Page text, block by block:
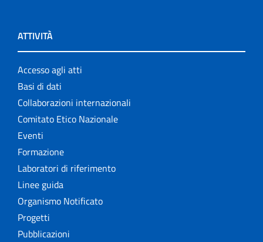
ATTIVITÀ
Accesso agli atti
Basi di dati
Collaborazioni internazionali
Comitato Etico Nazionale
Eventi
Formazione
Laboratori di riferimento
Linee guida
Organismo Notificato
Progetti
Pubblicazioni